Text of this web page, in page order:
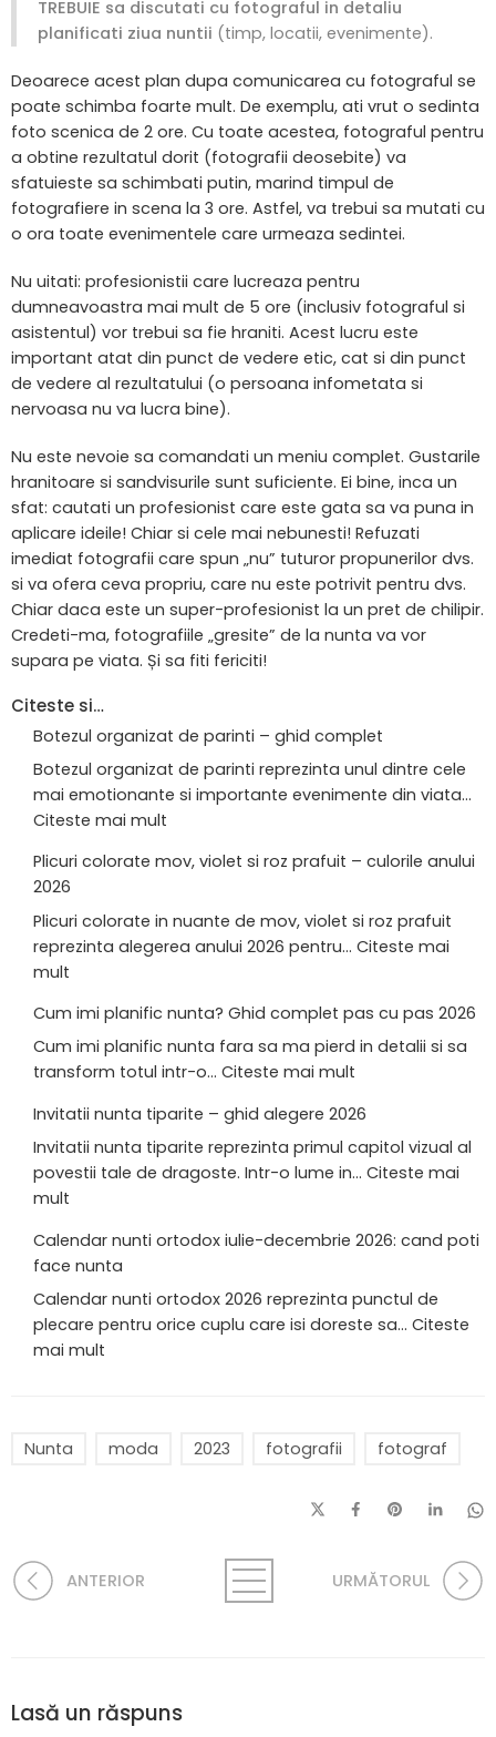
TREBUIE sa discutati cu fotograful in detaliu
planificati ziua nuntii (timp, locatii, evenimente).
Deoarece acest plan dupa comunicarea cu fotograful se
poate schimba foarte mult. De exemplu, ati vrut o sedinta
foto scenica de 2 ore. Cu toate acestea, fotograful pentru
a obtine rezultatul dorit (fotografii deosebite) va
sfatuieste sa schimbati putin, marind timpul de
fotografiere in scena la 3 ore. Astfel, va trebui sa mutati cu
o ora toate evenimentele care urmeaza sedintei.
Nu uitati: profesionistii care lucreaza pentru
dumneavoastra mai mult de 5 ore (inclusiv fotograful si
asistentul) vor trebui sa fie hraniti. Acest lucru este
important atat din punct de vedere etic, cat si din punct
de vedere al rezultatului (o persoana infometata si
nervoasa nu va lucra bine).
Nu este nevoie sa comandati un meniu complet. Gustarile
hranitoare si sandvisurile sunt suficiente. Ei bine, inca un
sfat: cautati un profesionist care este gata sa va puna in
aplicare ideile! Chiar si cele mai nebunesti! Refuzati
imediat fotografii care spun „nu” tuturor propunerilor dvs.
si va ofera ceva propriu, care nu este potrivit pentru dvs.
Chiar daca este un super-profesionist la un pret de chilipir.
Credeti-ma, fotografiile „gresite” de la nunta va vor
supara pe viata. Și sa fiti fericiti!
Citeste si…
Botezul organizat de parinti – ghid complet
Botezul organizat de parinti reprezinta unul dintre cele
mai emotionante si importante evenimente din viata…
Citeste mai mult
Plicuri colorate mov, violet si roz prafuit – culorile anului
2026
Plicuri colorate in nuante de mov, violet si roz prafuit
reprezinta alegerea anului 2026 pentru… Citeste mai
mult
Cum imi planific nunta? Ghid complet pas cu pas 2026
Cum imi planific nunta fara sa ma pierd in detalii si sa
transform totul intr-o… Citeste mai mult
Invitatii nunta tiparite – ghid alegere 2026
Invitatii nunta tiparite reprezinta primul capitol vizual al
povestii tale de dragoste. Intr-o lume in… Citeste mai
mult
Calendar nunti ortodox iulie-decembrie 2026: cand poti
face nunta
Calendar nunti ortodox 2026 reprezinta punctul de
plecare pentru orice cuplu care isi doreste sa… Citeste
mai mult
Nunta moda 2023 fotografii fotograf
ANTERIOR URMĂTORUL
Lasă un răspuns